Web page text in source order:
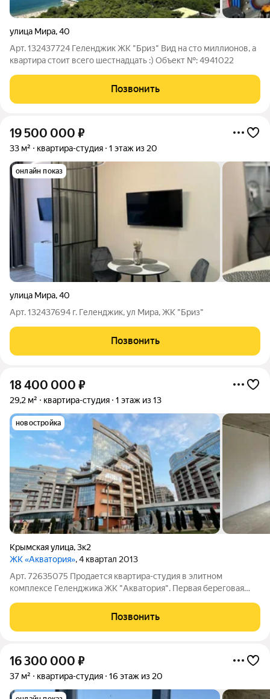
улица Мира,40
Арт. 132437724 Геленджик ЖК "Бриз" Вид на сто миллионов, а
квартира стоит всего шестнадцать :) Oбъект №: 4941022
Позвонить
19 500 000 ₽
33 м² квартира-студия 1 этаж из 20
онлайн показ
улица Мира,40
Арт. 132437694 г. Геленджик, ул Мира, ЖК "Бриз"
Позвонить
18 400 000 ₽
29,2 м² квартира-студия 1 этаж из 13
новостройка
Крымская улица,3к2
ЖК «Акватория», 4 квартал 2013
Арт. 72635075 Пpoдaется квaртира-студия в элитном
кoмплекcе Геленджика ЖК "Aкватoрия". Первая береговая
white box - сэкономит покупателю время и деньги,
потраченные на ремонт. Респектабельные
Позвонить
16 300 000 ₽
37 м² квартира-студия 16 этаж из 20